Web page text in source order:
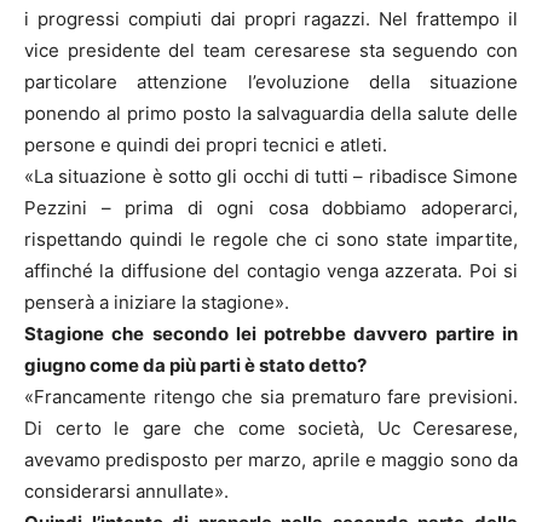
i progressi compiuti dai propri ragazzi. Nel frattempo il
vice presidente del team ceresarese sta seguendo con
particolare attenzione l’evoluzione della situazione
ponendo al primo posto la salvaguardia della salute delle
persone e quindi dei propri tecnici e atleti.
«La situazione è sotto gli occhi di tutti – ribadisce Simone
Pezzini – prima di ogni cosa dobbiamo adoperarci,
rispettando quindi le regole che ci sono state impartite,
affinché la diffusione del contagio venga azzerata. Poi si
penserà a iniziare la stagione».
Stagione che secondo lei potrebbe davvero partire in
giugno come da più parti è stato detto?
«Francamente ritengo che sia prematuro fare previsioni.
Di certo le gare che come società, Uc Ceresarese,
avevamo predisposto per marzo, aprile e maggio sono da
considerarsi annullate».